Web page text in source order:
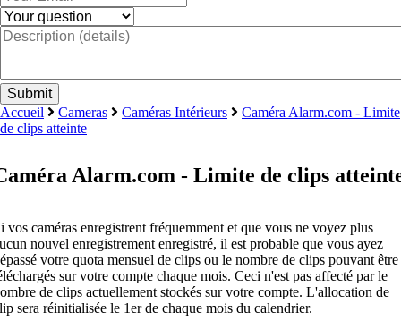
Accueil Cameras Caméras Intérieurs
Caméra Alarm.com - Limite
de clips atteinte
Alarm.com - Limite de clips
vos caméras enregistrent fréquemment et que vous ne voyez plus
nouvel enregistrement enregistré, il est probable que vous ayez
votre quota mensuel de clips ou le nombre de clips pouvant être
sur votre compte chaque mois. Ceci n'est pas affecté par le
de clips actuellement stockés sur votre compte. L'allocation de
sera réinitialisée le 1er de chaque mois du calendrier.